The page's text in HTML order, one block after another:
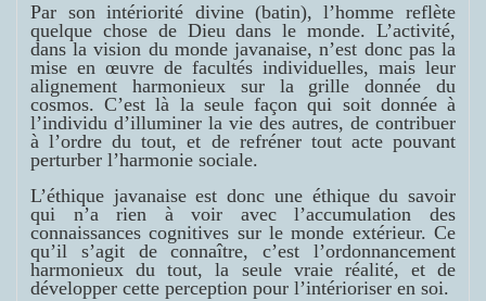
Par son intériorité divine (batin), l’homme reflète
quelque chose de Dieu dans le monde. L’activité,
dans la vision du monde javanaise, n’est donc pas la
mise en œuvre de facultés individuelles, mais leur
alignement harmonieux sur la grille donnée du
cosmos. C’est là la seule façon qui soit donnée à
l’individu d’illuminer la vie des autres, de contribuer
à l’ordre du tout, et de refréner tout acte pouvant
perturber l’harmonie sociale.
L’éthique javanaise est donc une éthique du savoir
qui n’a rien à voir avec l’accumulation des
connaissances cognitives sur le monde extérieur. Ce
qu’il s’agit de connaître, c’est l’ordonnancement
harmonieux du tout, la seule vraie réalité, et de
développer cette perception pour l’intérioriser en soi.